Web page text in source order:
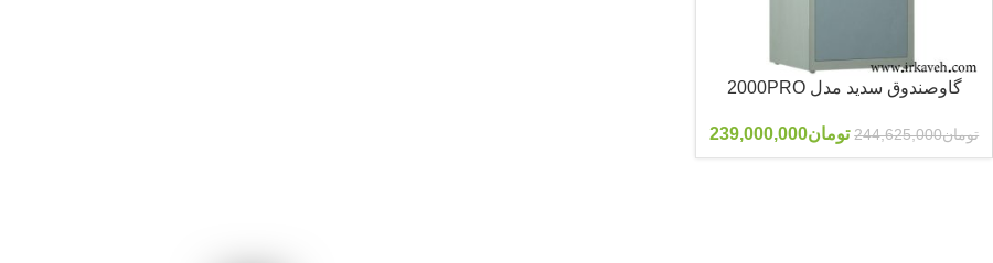
گاوصندوق سدید مدل 2000PRO
تومان244,625,000 تومان239,000,000